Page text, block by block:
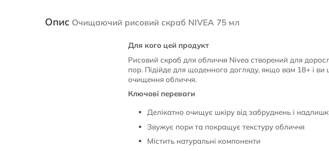
Опис Очищаючий рисовий скраб NIVEA 75 мл
Для кого цей продукт
Рисовий скраб для обличчя Nivea створений для
пор. Підійде для щоденного догляду, якщо вам 18+ і ви
очищення обличчя.
Ключові переваги
Делікатно очищує шкіру від забруднень і
Звужує пори та покращує текстуру обличчя
Містить натуральні компоненти